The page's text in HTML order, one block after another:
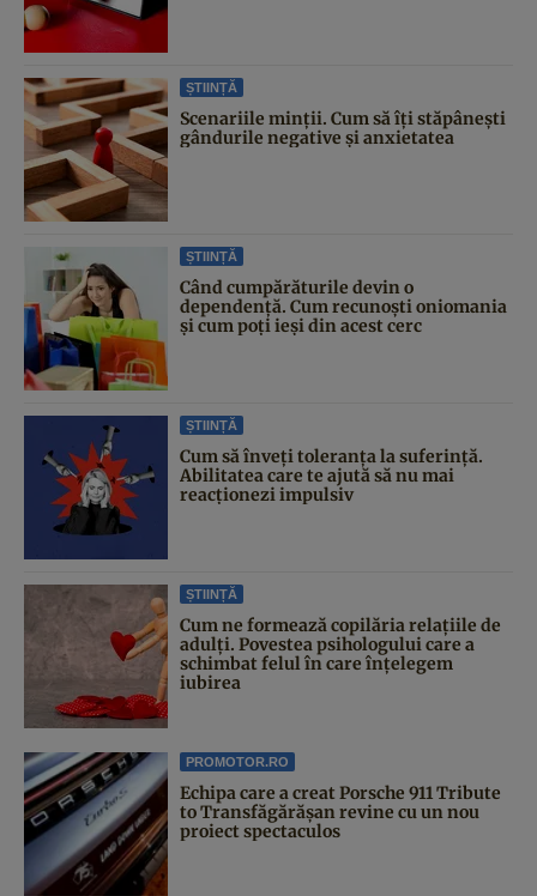
ȘTIINȚĂ
Scenariile minții. Cum să îți stăpânești
gândurile negative și anxietatea
ȘTIINȚĂ
Când cumpărăturile devin o
dependență. Cum recunoști oniomania
și cum poți ieși din acest cerc
ȘTIINȚĂ
Cum să înveți toleranța la suferință.
Abilitatea care te ajută să nu mai
reacționezi impulsiv
ȘTIINȚĂ
Cum ne formează copilăria relațiile de
adulți. Povestea psihologului care a
schimbat felul în care înțelegem
iubirea
PROMOTOR.RO
Echipa care a creat Porsche 911 Tribute
to Transfăgărășan revine cu un nou
proiect spectaculos